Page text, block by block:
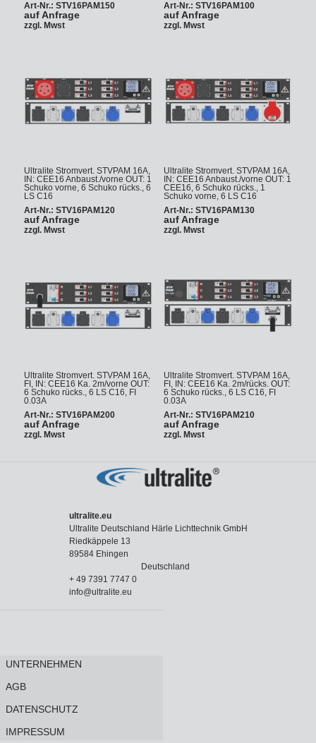
Art-Nr.: STV16PAM150
auf Anfrage
zzgl. Mwst
Art-Nr.: STV16PAM100
auf Anfrage
zzgl. Mwst
Ultralite Stromvert. STVPAM 16A,
IN: CEE16 Anbaust./vorne OUT: 1
Schuko vorne, 6 Schuko rücks., 6
LS C16
Art-Nr.: STV16PAM120
auf Anfrage
zzgl. Mwst
Ultralite Stromvert. STVPAM 16A,
IN: CEE16 Anbaust./vorne OUT: 1
CEE16, 6 Schuko rücks., 1
Schuko vorne, 6 LS C16
Art-Nr.: STV16PAM130
auf Anfrage
zzgl. Mwst
Ultralite Stromvert. STVPAM 16A,
FI, IN: CEE16 Ka. 2m/vorne OUT:
6 Schuko rücks., 6 LS C16, FI
0.03A
Art-Nr.: STV16PAM200
auf Anfrage
zzgl. Mwst
Ultralite Stromvert. STVPAM 16A,
FI, IN: CEE16 Ka. 2m/rücks. OUT:
6 Schuko rücks., 6 LS C16, FI
0.03A
Art-Nr.: STV16PAM210
auf Anfrage
zzgl. Mwst
ultralite.eu
Ultralite Deutschland Härle Lichttechnik GmbH
Riedkäppele 13
89584 Ehingen
Deutschland
+ 49 7391 7747 0
info@ultralite.eu
UNTERNEHMEN
AGB
DATENSCHUTZ
IMPRESSUM